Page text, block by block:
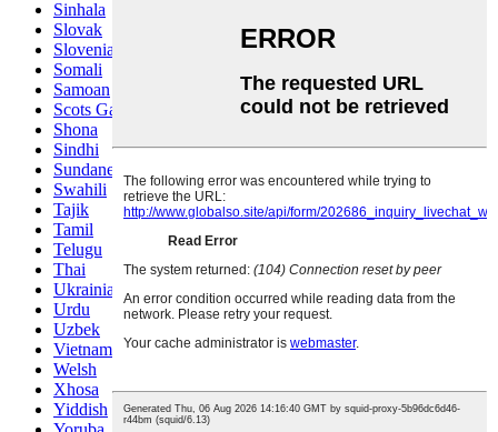
Sinhala
Slovak
Slovenian
Somali
Samoan
Scots Gaelic
Shona
Sindhi
Sundanese
Swahili
Tajik
Tamil
Telugu
Thai
Ukrainian
Urdu
Uzbek
Vietnamese
Welsh
Xhosa
Yiddish